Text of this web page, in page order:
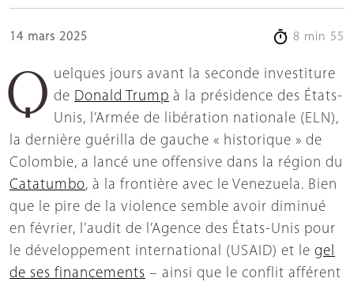
14 mars 2025 8 min 55
Quelques jours avant la seconde investiture de Donald Trump à la présidence des États-
Unis, l’Armée de libération nationale (ELN),
la dernière guérilla de gauche « historique » de
Colombie, a lancé une offensive dans la région du
Catatumbo, à la frontière avec le Venezuela. Bien
que le pire de la violence semble avoir diminué
en février, l’audit de l’Agence des États-Unis pour
le développement international (USAID) et le gel
de ses financements – ainsi que le conflit afférent